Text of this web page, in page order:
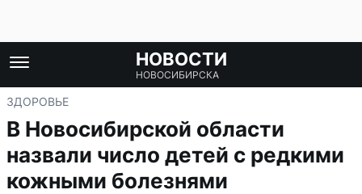
НОВОСТИ
НОВОСИБИРСКА
ЗДОРОВЬЕ
В Новосибирской области
назвали число детей с редкими
кожными болезнями